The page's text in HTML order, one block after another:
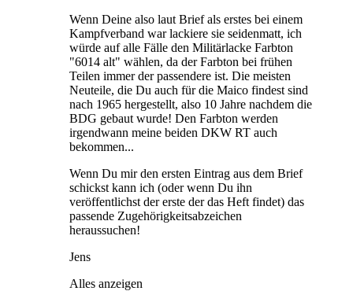
Wenn Deine also laut Brief als erstes bei einem
Kampfverband war lackiere sie seidenmatt, ich
würde auf alle Fälle den Militärlacke Farbton
"6014 alt" wählen, da der Farbton bei frühen
Teilen immer der passendere ist. Die meisten
Neuteile, die Du auch für die Maico findest sind
nach 1965 hergestellt, also 10 Jahre nachdem die
BDG gebaut wurde! Den Farbton werden
irgendwann meine beiden DKW RT auch
bekommen...
Wenn Du mir den ersten Eintrag aus dem Brief
schickst kann ich (oder wenn Du ihn
veröffentlichst der erste der das Heft findet) das
passende Zugehörigkeitsabzeichen
heraussuchen!
Jens
Alles anzeigen